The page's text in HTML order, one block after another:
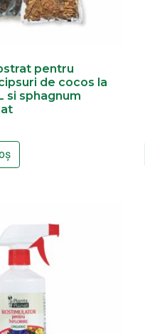
pentru
de cocos la
si sphagnum